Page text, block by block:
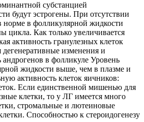
субстанцией
будут эстрогены. При отсутствии
в фолликулярной жидкости
цикла. Как только увеличивается
активность гранулезных клеток
дегенеративные изменения и
андрогенов в фолликуле Уровень
жидкости выше, чем в плазме и
активность клеток яичников:
Если единственной мишенью для
клетки, то у ЛГ имеется много
стромальные и лютеиновые
Способностью к стероидогенезу